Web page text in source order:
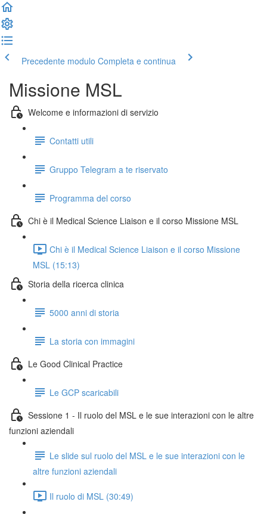
Precedente modulo Completa e continua
Missione MSL
Welcome e informazioni di servizio
Contatti utili
Gruppo Telegram a te riservato
Programma del corso
Chi è il Medical Science Liaison e il corso Missione MSL
Chi è il Medical Science Liaison e il corso Missione
MSL (15:13)
Storia della ricerca clinica
5000 anni di storia
La storia con immagini
Le Good Clinical Practice
Le GCP scaricabili
Sessione 1 - Il ruolo del MSL e le sue interazioni con le altre
funzioni aziendali
Le slide sul ruolo del MSL e le sue interazioni con le
altre funzioni aziendali
Il ruolo di MSL (30:49)